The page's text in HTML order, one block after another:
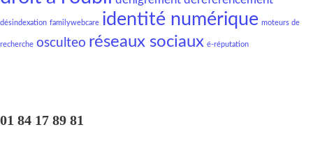
désindexation familywebcare identité numérique moteurs de
recherche osculteo réseaux sociaux é-réputation
01 84 17 89 81